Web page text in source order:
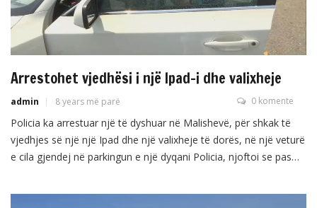
Arrestohet vjedhësi i një Ipad-i dhe valixheje
admin 8 years më parë 0 komente
Policia ka arrestuar një të dyshuar në Malishevë, për shkak të
vjedhjes së një një Ipad dhe një valixheje të dorës, në një veturë
e cila gjendej në parkingun e një dyqani Policia, njoftoi se pas
qendrën e mbajtjes.